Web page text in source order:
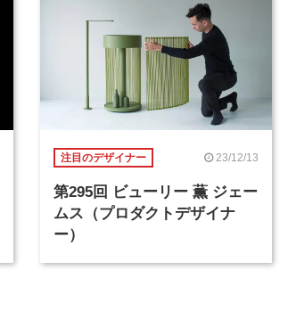
注目のデザイナー 23/12/13
第295回 ビューリー 薫 ジェー
ムス（プロダクトデザイナ
ー）